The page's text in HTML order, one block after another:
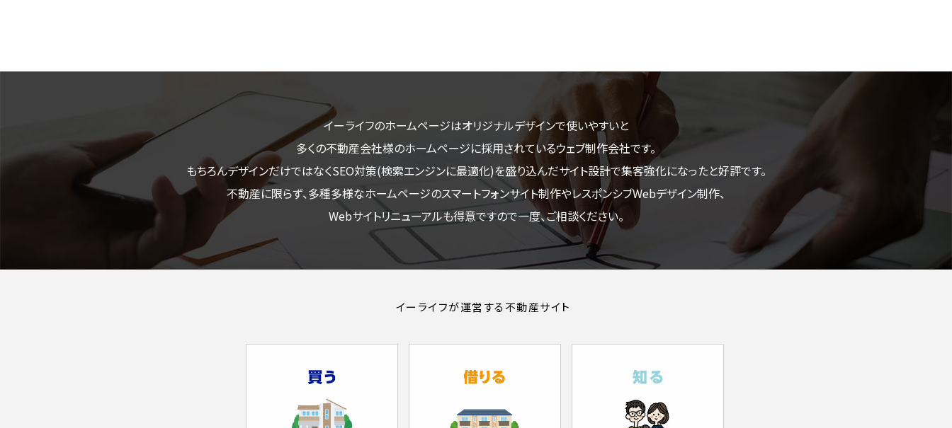
イーライフのホームページはオリジナルデザインで使いやすいと
多くの不動産会社様のホームページに採用されているウェブ制作会社です。
もちろんデザインだけではなくSEO対策(検索エンジンに最適化)を盛り込んだサイト設計で集客強化になったと好評です。
不動産に限らず、多種多様なホームページのスマートフォンサイト制作やレスポンシブWebデザイン制作、
Webサイトリニューアルも得意ですので一度、ご相談ください。
イーライフが運営する不動産サイト